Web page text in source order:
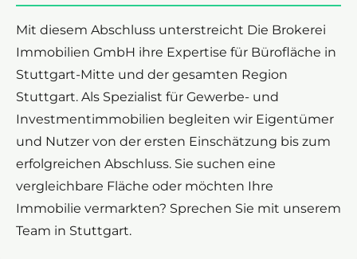
Mit diesem Abschluss unterstreicht Die Brokerei
Immobilien GmbH ihre Expertise für Bürofläche in
Stuttgart-Mitte und der gesamten Region
Stuttgart. Als Spezialist für Gewerbe- und
Investmentimmobilien begleiten wir Eigentümer
und Nutzer von der ersten Einschätzung bis zum
erfolgreichen Abschluss. Sie suchen eine
vergleichbare Fläche oder möchten Ihre
Immobilie vermarkten? Sprechen Sie mit unserem
Team in Stuttgart.